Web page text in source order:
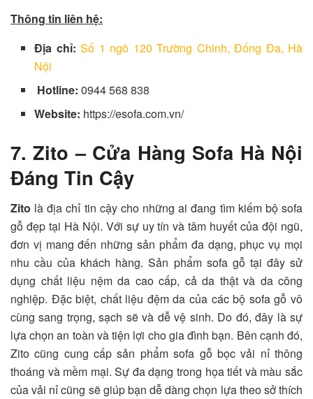
Thông tin liên hệ:
Địa chỉ: Số 1 ngõ 120 Trường Chinh, Đống Đa, Hà
Nội
Hotline: 0944 568 838
Website: https://esofa.com.vn/
7. Zito – Cửa Hàng Sofa Hà Nội
Đáng Tin Cậy
Zito là địa chỉ tin cậy cho những ai đang tìm kiếm bộ sofa
gỗ đẹp tại Hà Nội. Với sự uy tín và tâm huyết của đội ngũ,
đơn vị mang đến những sản phẩm đa dạng, phục vụ mọi
nhu cầu của khách hàng. Sản phẩm sofa gỗ tại đây sử
dụng chất liệu nệm da cao cấp, cả da thật và da công
nghiệp. Đặc biệt, chất liệu đệm da của các bộ sofa gỗ vô
cùng sang trọng, sạch sẽ và dễ vệ sinh. Do đó, đây là sự
lựa chọn an toàn và tiện lợi cho gia đình bạn. Bên cạnh đó,
Zito cũng cung cấp sản phẩm sofa gỗ bọc vải nỉ thông
thoáng và mềm mại. Sự đa dạng trong họa tiết và màu sắc
của vải nỉ cũng sẽ giúp bạn dễ dàng chọn lựa theo sở thích